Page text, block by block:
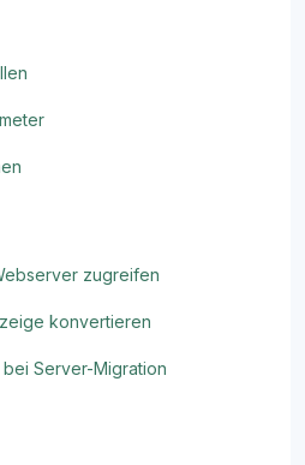
zugreifen
konvertieren
Server-Migration